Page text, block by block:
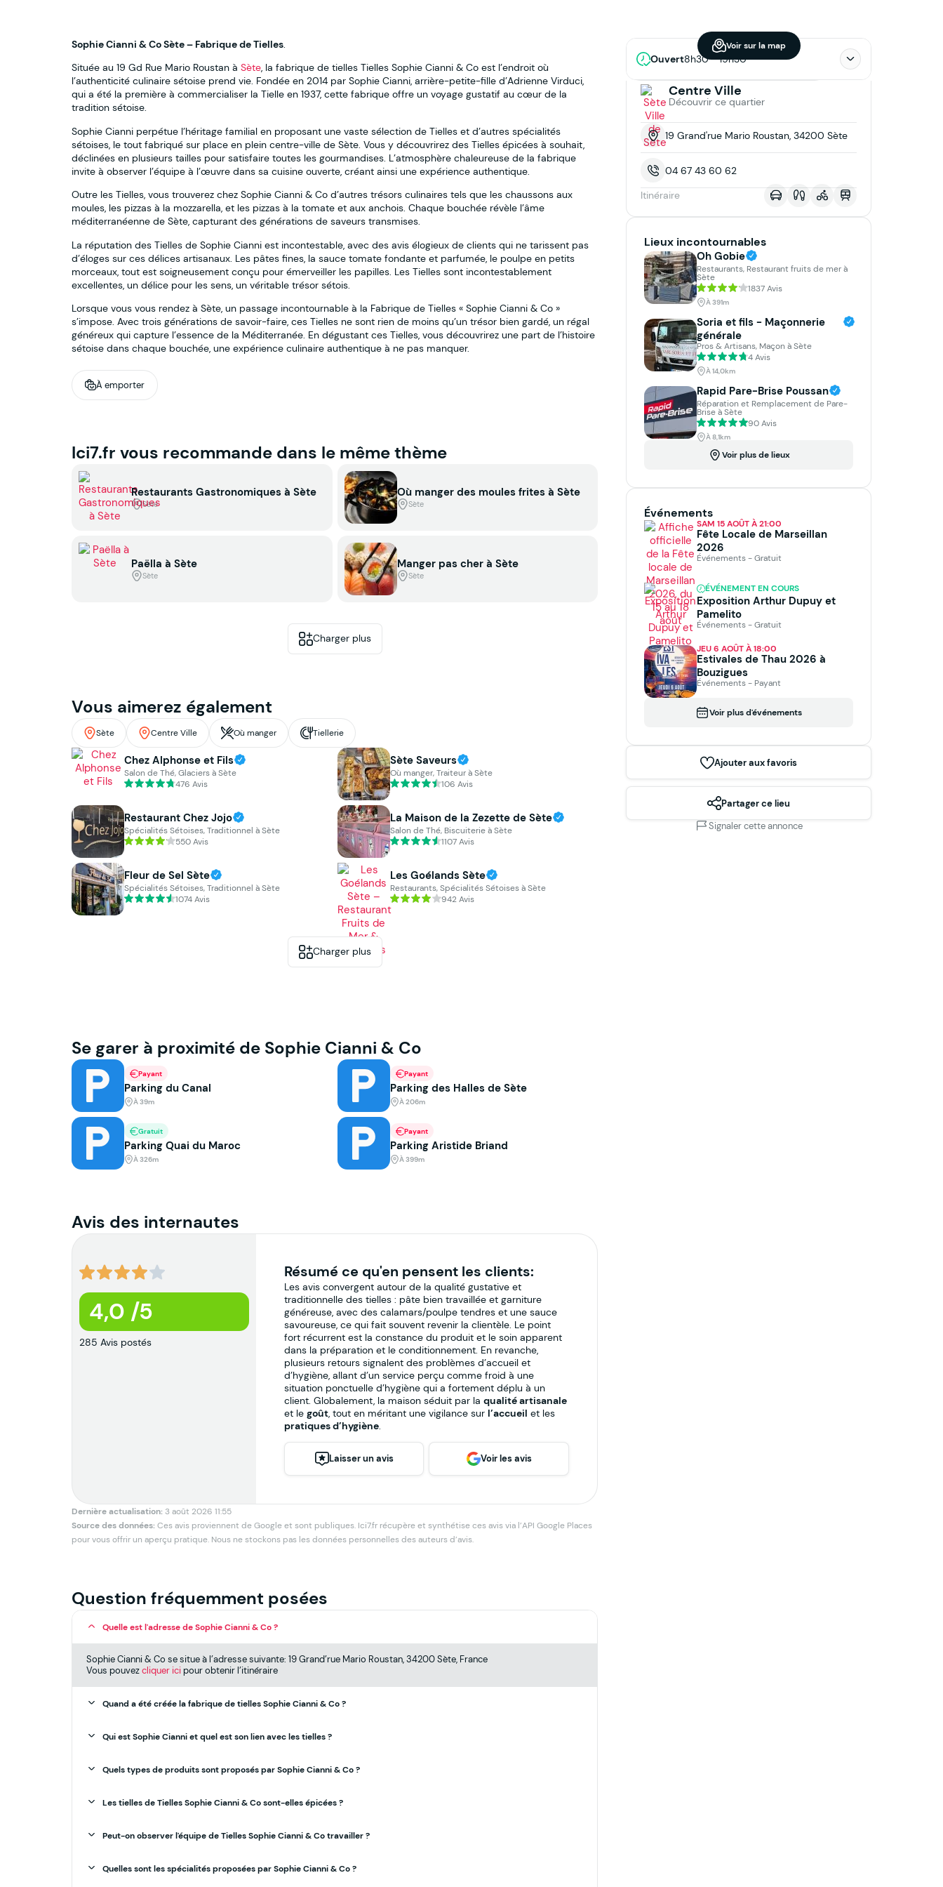
Sophie Cianni & Co Sète – Fabrique de Tielles.
Située au 19 Gd Rue Mario Roustan à Sète, la fabrique de tielles Tielles Sophie Cianni & Co est l’endroit où
l’authenticité culinaire sétoise prend vie. Fondée en 2014 par Sophie Cianni, arrière-petite-fille d’Adrienne Virduci,
qui a été la première à commercialiser la Tielle en 1937, cette fabrique offre un voyage gustatif au cœur de la
tradition sétoise.
Sophie Cianni perpétue l’héritage familial en proposant une vaste sélection de Tielles et d’autres spécialités
sétoises, le tout fabriqué sur place en plein centre-ville de Sète. Vous y découvrirez des Tielles épicées à souhait,
déclinées en plusieurs tailles pour satisfaire toutes les gourmandises. L’atmosphère chaleureuse de la fabrique
invite à observer l’équipe à l’œuvre dans sa cuisine ouverte, créant ainsi une expérience authentique.
Outre les Tielles, vous trouverez chez Sophie Cianni & Co d’autres trésors culinaires tels que les chaussons aux
moules, les pizzas à la mozzarella, et les pizzas à la tomate et aux anchois. Chaque bouchée révèle l’âme
méditerranéenne de Sète, capturant des générations de saveurs transmises.
La réputation des Tielles de Sophie Cianni est incontestable, avec des avis élogieux de clients qui ne tarissent pas
d’éloges sur ces délices artisanaux. Les pâtes fines, la sauce tomate fondante et parfumée, le poulpe en petits
morceaux, tout est soigneusement conçu pour émerveiller les papilles. Les Tielles sont incontestablement
excellentes, un délice pour les sens, un véritable trésor sétois.
Lorsque vous vous rendez à Sète, un passage incontournable à la Fabrique de Tielles « Sophie Cianni & Co »
s’impose. Avec trois générations de savoir-faire, ces Tielles ne sont rien de moins qu’un trésor bien gardé, un régal
généreux qui capture l’essence de la Méditerranée. En dégustant ces Tielles, vous découvrirez une part de l’histoire
sétoise dans chaque bouchée, une expérience culinaire authentique à ne pas manquer.
À emporter
Ici7.fr vous recommande dans le même thème
Restaurants Gastronomiques à Sète
Sète
Où manger des moules frites à Sète
Sète
Paëlla à Sète
Sète
Manger pas cher à Sète
Sète
Charger plus
Vous aimerez également
Sète Centre Ville Où manger Tiellerie
Chez Alphonse et Fils
Salon de Thé, Glaciers à Sète
476 Avis
Sète Saveurs
Où manger, Traiteur à Sète
106 Avis
Restaurant Chez Jojo
Spécialités Sétoises, Traditionnel à Sète
550 Avis
La Maison de la Zezette de Sète
Salon de Thé, Biscuiterie à Sète
1107 Avis
Fleur de Sel Sète
Spécialités Sétoises, Traditionnel à Sète
1074 Avis
Les Goélands Sète
Restaurants, Spécialités Sétoises à Sète
942 Avis
Charger plus
Se garer à proximité de Sophie Cianni & Co
Payant
Parking du Canal
À 39m
Payant
Parking des Halles de Sète
À 206m
Gratuit
Parking Quai du Maroc
À 326m
Payant
Parking Aristide Briand
À 399m
Avis des internautes
4,0 /5
285 Avis postés
Résumé ce qu'en pensent les clients:
Les avis convergent autour de la qualité gustative et
traditionnelle des tielles : pâte bien travaillée et garniture
généreuse, avec des calamars/poulpe tendres et une sauce
savoureuse, ce qui fait souvent revenir la clientèle. Le point
fort récurrent est la constance du produit et le soin apparent
dans la préparation et le conditionnement. En revanche,
plusieurs retours signalent des problèmes d’accueil et
d’hygiène, allant d’un service perçu comme froid à une
situation ponctuelle d’hygiène qui a fortement déplu à un
client. Globalement, la maison séduit par la qualité artisanale
et le goût, tout en méritant une vigilance sur l’accueil et les
pratiques d’hygiène.
Laisser un avis Voir les avis
Dernière actualisation: 3 août 2026 11:55
Source des données: Ces avis proviennent de Google et sont publiques. Ici7.fr récupère et synthétise ces avis via l’API Google Places
pour vous offrir un aperçu pratique. Nous ne stockons pas les données personnelles des auteurs d’avis.
Question fréquemment posées
Quelle est l'adresse de Sophie Cianni & Co ?
Sophie Cianni & Co se situe à l’adresse suivante: 19 Grand’rue Mario Roustan, 34200 Sète, France
Vous pouvezcliquer icipour obtenir l’itinéraire
Quand a été créée la fabrique de tielles Sophie Cianni & Co ?
Qui est Sophie Cianni et quel est son lien avec les tielles ?
Quels types de produits sont proposés par Sophie Cianni & Co ?
Les tielles de Tielles Sophie Cianni & Co sont-elles épicées ?
Peut-on observer l'équipe de Tielles Sophie Cianni & Co travailler ?
Quelles sont les spécialités proposées par Sophie Cianni & Co ?
Ouvert8h30 - 19h30
Voir sur la map
Centre Ville
Découvrir ce quartier
19 Grand'rue Mario Roustan, 34200 Sète
04 67 43 60 62
Itinéraire
Lieux incontournables
Oh Gobie
Restaurants, Restaurant fruits de mer à
Sète
1837 Avis
À 391m
Soria et fils - Maçonnerie
générale
Pros & Artisans, Maçon à Sète
4 Avis
À 14,0km
Rapid Pare-Brise Poussan
Réparation et Remplacement de Pare-
Brise à Sète
90 Avis
À 8,1km
Voir plus de lieux
Événements
SAM 15 AOÛT À 21:00
Fête Locale de Marseillan
2026
Événements - Gratuit
ÉVÉNEMENT EN COURS
Exposition Arthur Dupuy et
Pamelito
Événements - Gratuit
JEU 6 AOÛT À 18:00
Estivales de Thau 2026 à
Bouzigues
Événements - Payant
Voir plus d'événements
Ajouter aux favoris
Partager ce lieu
Signaler cette annonce